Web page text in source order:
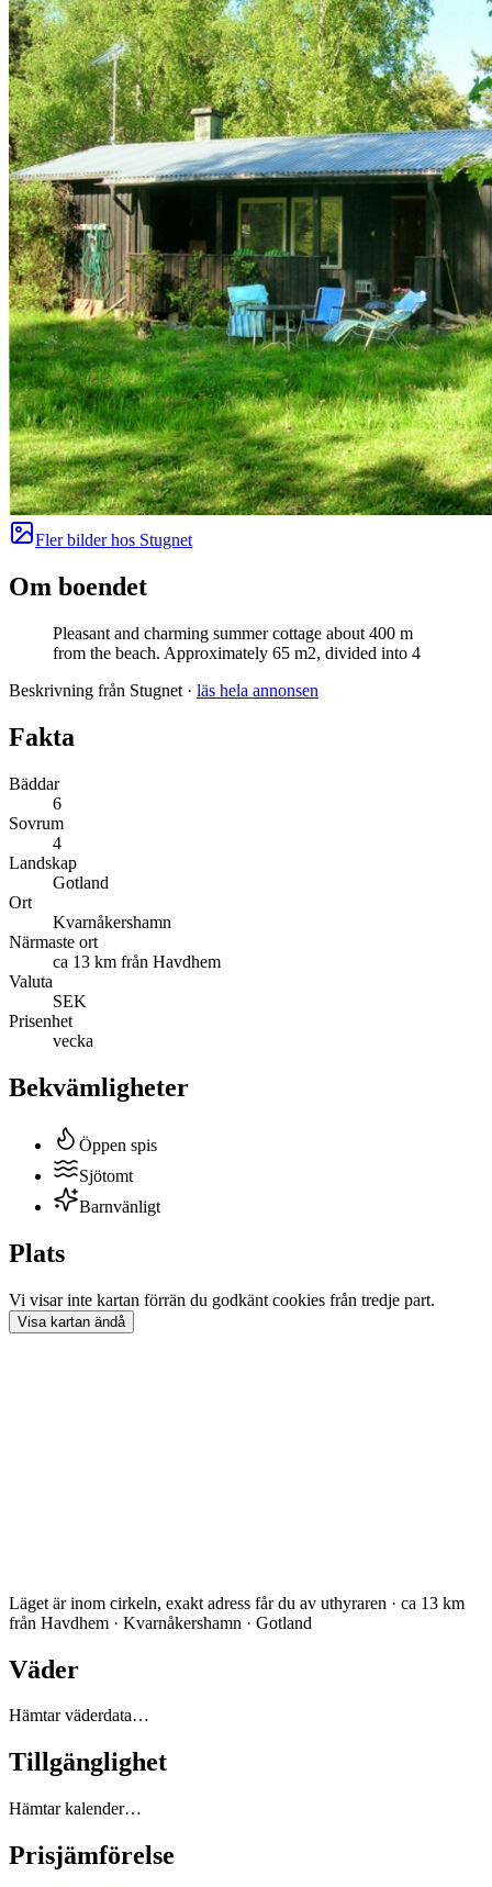
Fler bilder hos Stugnet
Om boendet
Pleasant and charming summer cottage about 400 m
from the beach. Approximately 65 m2, divided into 4
Beskrivning från Stugnet · läs hela annonsen
Fakta
Bäddar
6
Sovrum
4
Landskap
Gotland
Ort
Kvarnåkershamn
Närmaste ort
ca 13 km från Havdhem
Valuta
SEK
Prisenhet
vecka
Bekvämligheter
Öppen spis
Sjötomt
Barnvänligt
Plats
Vi visar inte kartan förrän du godkänt cookies från tredje part.
Visa kartan ändå
Läget är inom cirkeln, exakt adress får du av uthyraren · ca 13 km
från Havdhem · Kvarnåkershamn · Gotland
Väder
Hämtar väderdata…
Tillgänglighet
Hämtar kalender…
Prisjämförelse